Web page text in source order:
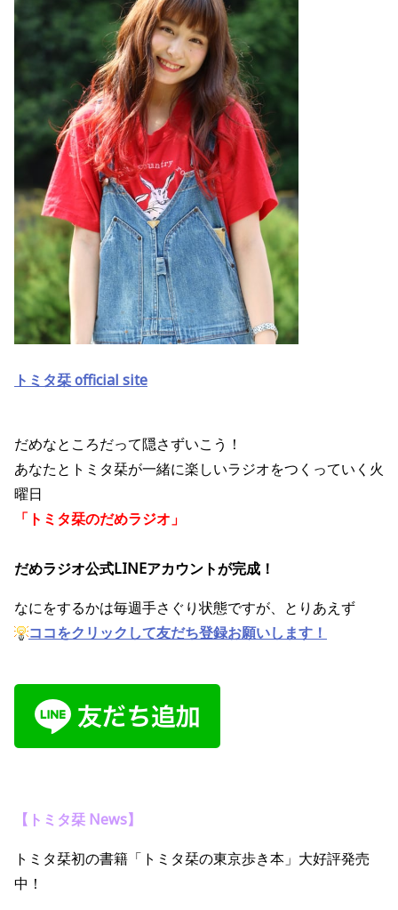
トミタ栞 official site
だめなところだって隠さずいこう！
あなたとトミタ栞が一緒に楽しいラジオをつくっていく火
曜日
「トミタ栞のだめラジオ」
だめラジオ公式LINEアカウントが完成！
なにをするかは毎週手さぐり状態ですが、とりあえず
ココをクリックして友だち登録お願いします！
【トミタ栞 News】
トミタ栞初の書籍「トミタ栞の東京歩き本」大好評発売
中！